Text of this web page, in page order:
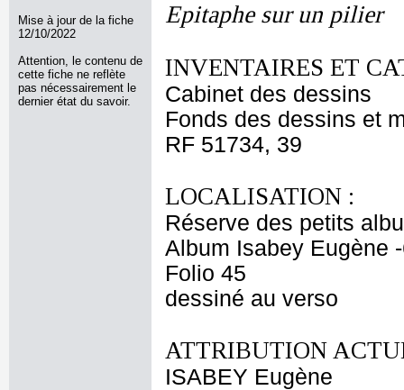
Mise à jour de la fiche
12/10/2022
Attention, le contenu de
cette fiche ne reflète
pas nécessairement le
dernier état du savoir.
Epitaphe sur un pilier
INVENTAIRES ET
Cabinet des dessins
Fonds des dessins et
RF 51734, 39
LOCALISATION :
Réserve des petits
Album Isabey Eugène
Folio 45
dessiné au verso
ATTRIBUTION
ISABEY Eugène